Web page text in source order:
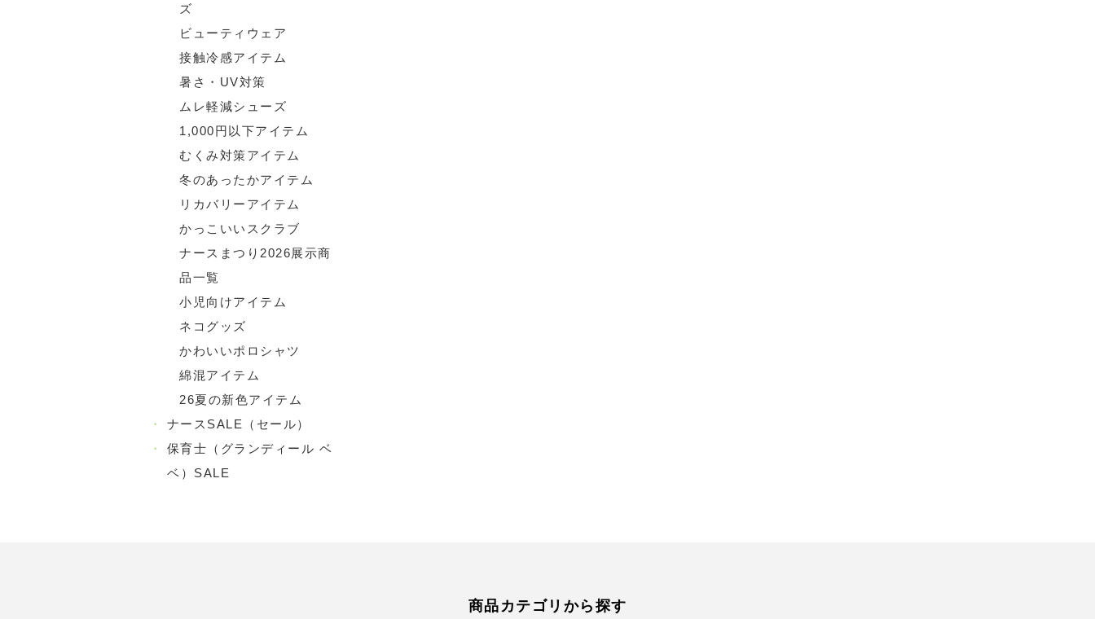
ズ
ビューティウェア
接触冷感アイテム
暑さ・UV対策
ムレ軽減シューズ
1,000円以下アイテム
むくみ対策アイテム
冬のあったかアイテム
リカバリーアイテム
かっこいいスクラブ
ナースまつり2026展示商
品一覧
小児向けアイテム
ネコグッズ
かわいいポロシャツ
綿混アイテム
26夏の新色アイテム
・
ナースSALE（セール）
・
保育士（グランディール ベ
ベ）SALE
商品カテゴリから探す